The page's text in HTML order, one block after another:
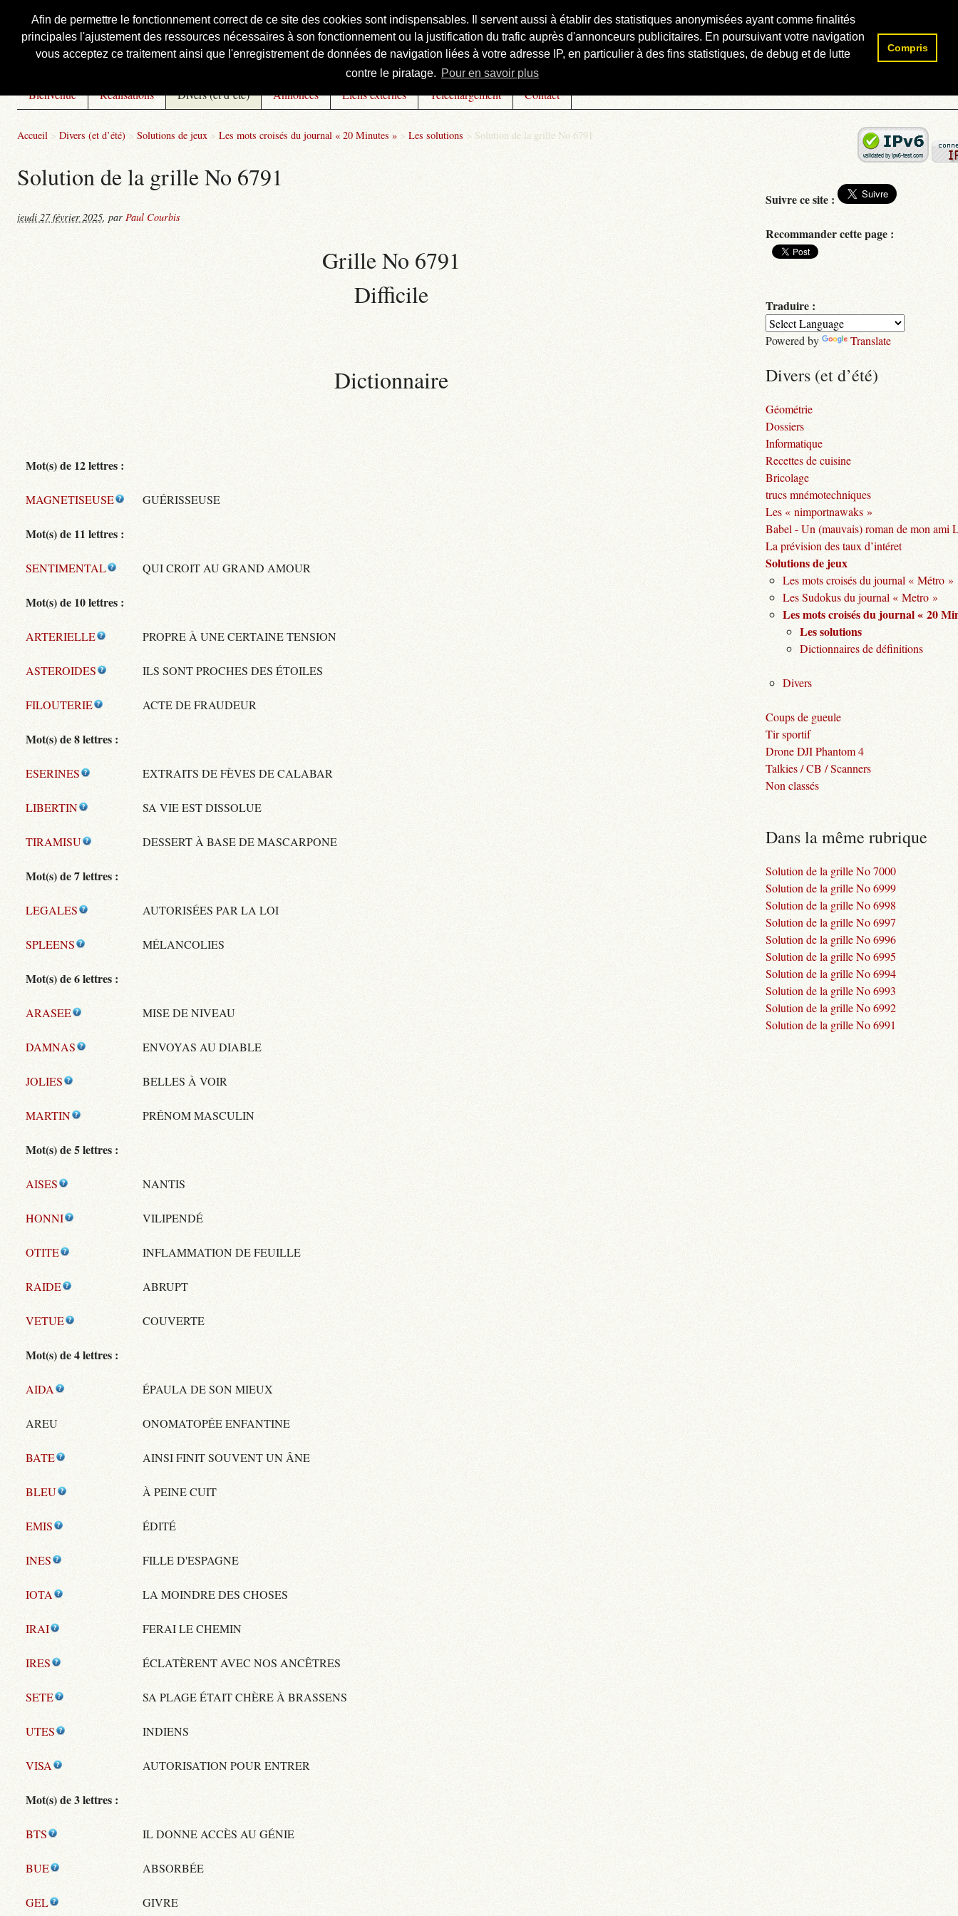
Afin de permettre le fonctionnement correct de ce site des cookies sont indispensables. Il servent aussi à établir des statistiques anonymisées ayant comme finalités
principales l'ajustement des ressources nécessaires à son fonctionnement ou la justification du trafic auprès d'annonceurs publicitaires. En poursuivant votre navigation
vous acceptez ce traitement ainsi que l'enregistrement de données de navigation liées à votre adresse IP, en particulier à des fins statistiques, de debug et de lutte
contre le piratage. Pour en savoir plus
Compris
Courbis, « LE » Blog Officiel
Bienvenue Réalisations Divers (et d’été) Annonces Liens externes Téléchargement Contact
Accueil > Divers (et d’été) > Solutions de jeux > Les mots croisés du journal « 20 Minutes » > Les solutions > Solution de la grille No 6791
Solution de la grille No 6791
jeudi 27 février 2025, par Paul Courbis
Grille No 6791
Difficile
Dictionnaire
Mot(s) de 12 lettres :
MAGNETISEUSE GUÉRISSEUSE
Mot(s) de 11 lettres :
SENTIMENTAL QUI CROIT AU GRAND AMOUR
Mot(s) de 10 lettres :
ARTERIELLE PROPRE À UNE CERTAINE TENSION
ASTEROIDES ILS SONT PROCHES DES ÉTOILES
FILOUTERIE ACTE DE FRAUDEUR
Mot(s) de 8 lettres :
ESERINES EXTRAITS DE FÈVES DE CALABAR
LIBERTIN SA VIE EST DISSOLUE
TIRAMISU DESSERT À BASE DE MASCARPONE
Mot(s) de 7 lettres :
LEGALES AUTORISÉES PAR LA LOI
SPLEENS MÉLANCOLIES
Mot(s) de 6 lettres :
ARASEE MISE DE NIVEAU
DAMNAS ENVOYAS AU DIABLE
JOLIES BELLES À VOIR
MARTIN PRÉNOM MASCULIN
Mot(s) de 5 lettres :
AISES NANTIS
HONNI VILIPENDÉ
OTITE INFLAMMATION DE FEUILLE
RAIDE ABRUPT
VETUE COUVERTE
Mot(s) de 4 lettres :
AIDA ÉPAULA DE SON MIEUX
AREU ONOMATOPÉE ENFANTINE
BATE AINSI FINIT SOUVENT UN ÂNE
BLEU À PEINE CUIT
EMIS ÉDITÉ
INES FILLE D'ESPAGNE
IOTA LA MOINDRE DES CHOSES
IRAI FERAI LE CHEMIN
IRES ÉCLATÈRENT AVEC NOS ANCÊTRES
SETE SA PLAGE ÉTAIT CHÈRE À BRASSENS
UTES INDIENS
VISA AUTORISATION POUR ENTRER
Mot(s) de 3 lettres :
BTS IL DONNE ACCÈS AU GÉNIE
BUE ABSORBÉE
GEL GIVRE
Rechercher :
Suivre ce site :
Recommander cette page :
Traduire :
Powered by Translate
Divers (et d’été)
Géométrie
Dossiers
Informatique
Recettes de cuisine
Bricolage
trucs mnémotechniques
Les « nimportnawaks »
Babel - Un (mauvais) roman de mon ami
La prévision des taux d’intéret
Solutions de jeux
Les mots croisés du journal « Métro »
Les Sudokus du journal « Metro »
Les mots croisés du journal « 20
Les solutions
Dictionnaires de définitions
Divers
Coups de gueule
Tir sportif
Drone DJI Phantom 4
Talkies / CB / Scanners
Non classés
Dans la même rubrique
Solution de la grille No 7000
Solution de la grille No 6999
Solution de la grille No 6998
Solution de la grille No 6997
Solution de la grille No 6996
Solution de la grille No 6995
Solution de la grille No 6994
Solution de la grille No 6993
Solution de la grille No 6992
Solution de la grille No 6991